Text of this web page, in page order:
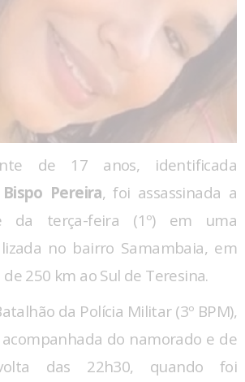
de 17 anos, identificada
Pereira, foi assassinada a
da terça-feira (1º) em uma
no bairro Samambaia, em
250 km ao Sul de Teresina.
da Polícia Militar (3º BPM),
do namorado e de
das 22h30, quando foi